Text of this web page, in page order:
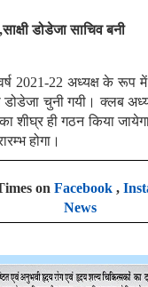
डोडेजा साचिव बनी
2021-22 अध्यक्ष के रूप में
डोडेजा चुनी गयी। क्लब
का शीघ्र ही गठन किया
होगा।
on Facebook,
News